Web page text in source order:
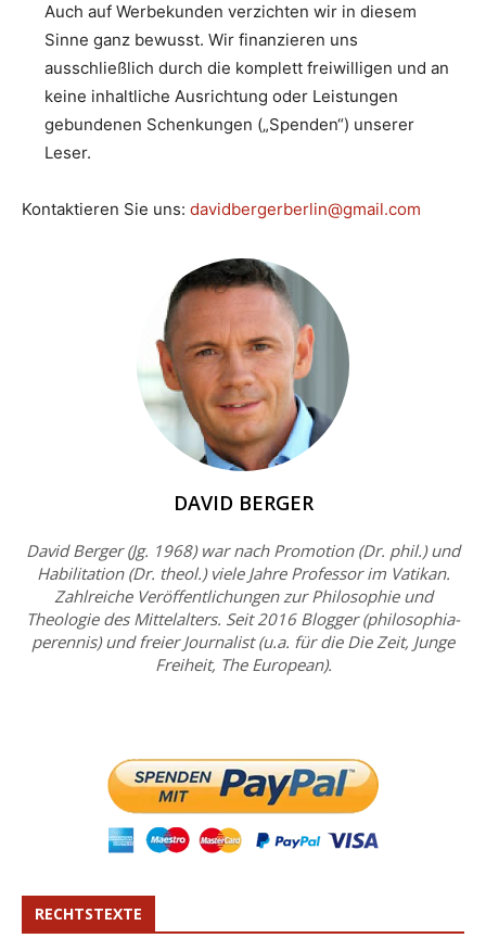
Auch auf Werbekunden verzichten wir in diesem
Sinne ganz bewusst. Wir finanzieren uns
ausschließlich durch die komplett freiwilligen und an
keine inhaltliche Ausrichtung oder Leistungen
gebundenen Schenkungen („Spenden“) unserer
Leser.
Kontaktieren Sie uns: davidbergerberlin@gmail.com
DAVID BERGER
David Berger (Jg. 1968) war nach Promotion (Dr. phil.) und
Habilitation (Dr. theol.) viele Jahre Professor im Vatikan.
Zahlreiche Veröffentlichungen zur Philosophie und
Theologie des Mittelalters. Seit 2016 Blogger (philosophia-
perennis) und freier Journalist (u.a. für die Die Zeit, Junge
Freiheit, The European).
RECHTSTEXTE